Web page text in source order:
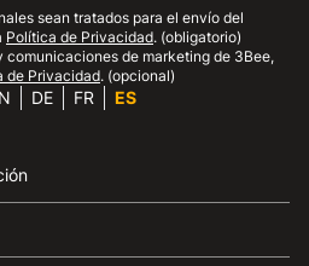
sean tratados para el envío del
Política de Privacidad. (obligatorio)
de marketing de 3Bee,
de Privacidad. (opcional)
DE FR ES